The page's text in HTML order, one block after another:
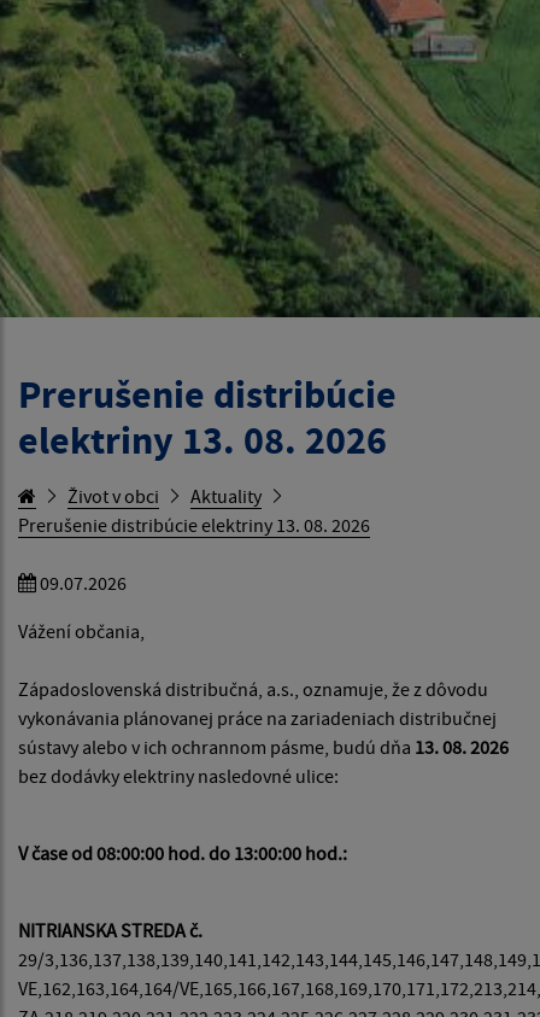
Prerušenie distribúcie
elektriny 13. 08. 2026
Život v obci
Aktuality
Prerušenie distribúcie elektriny 13. 08. 2026
09.07.2026
Vážení občania,
Západoslovenská distribučná, a.s., oznamuje, že z dôvodu
vykonávania plánovanej práce na zariadeniach distribučnej
sústavy alebo v ich ochrannom pásme, budú dňa 13. 08. 2026
bez dodávky elektriny nasledovné ulice:
V čase od 08:00:00 hod. do 13:00:00 hod.:
NITRIANSKA STREDA č.
29/
VE,162,163,164,164/